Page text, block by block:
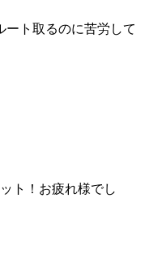
ート取るのに苦労して
ト！お疲れ様でし